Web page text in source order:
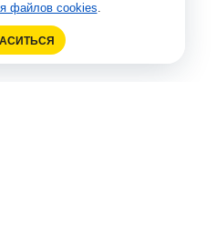
файлов cookies.